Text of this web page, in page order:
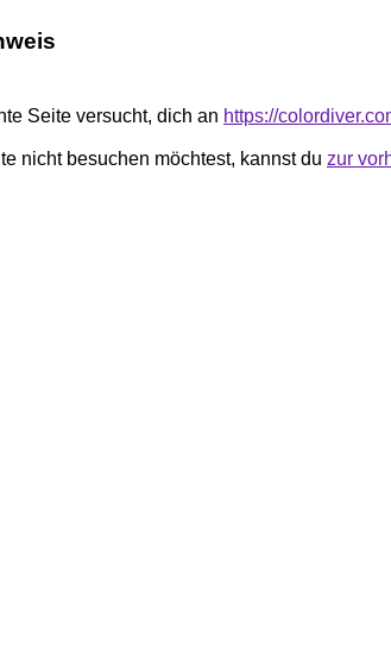
Seite versucht, dich an https://
nicht besuchen möchtest, kannst du zur